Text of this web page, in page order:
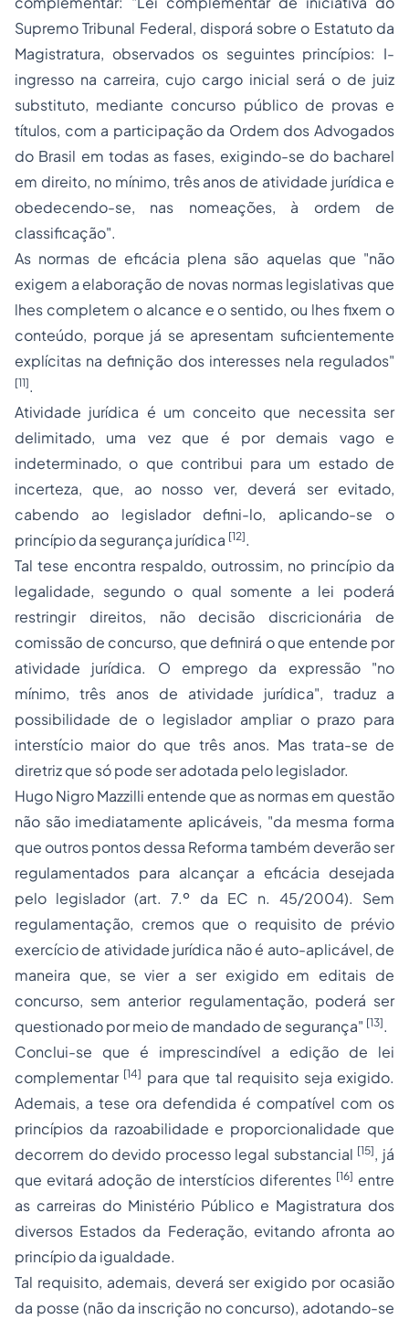
Supremo Tribunal Federal, disporá sobre o Estatuto da
Magistratura, observados os seguintes princípios: I-
ingresso na carreira, cujo cargo inicial será o de juiz
substituto, mediante concurso público de provas e
títulos, com a participação da Ordem dos Advogados
do Brasil em todas as fases, exigindo-se do bacharel
em direito, no mínimo, três anos de atividade jurídica e
obedecendo-se, nas nomeações, à ordem de
classificação".
As normas de eficácia plena são aquelas que "não
exigem a elaboração de novas normas legislativas que
lhes completem o alcance e o sentido, ou lhes fixem o
conteúdo, porque já se apresentam suficientemente
explícitas na definição dos interesses nela regulados"
[11].
Atividade jurídica é um conceito que necessita ser
delimitado, uma vez que é por demais vago e
indeterminado, o que contribui para um estado de
incerteza, que, ao nosso ver, deverá ser evitado,
cabendo ao legislador defini-lo, aplicando-se o
princípio da segurança jurídica [12].
Tal tese encontra respaldo, outrossim, no princípio da
legalidade, segundo o qual somente a lei poderá
restringir direitos, não decisão discricionária de
comissão de concurso, que definirá o que entende por
atividade jurídica. O emprego da expressão "no
mínimo, três anos de atividade jurídica", traduz a
possibilidade de o legislador ampliar o prazo para
interstício maior do que três anos. Mas trata-se de
diretriz que só pode ser adotada pelo legislador.
Hugo Nigro Mazzilli entende que as normas em questão
não são imediatamente aplicáveis, "da mesma forma
que outros pontos dessa Reforma também deverão ser
regulamentados para alcançar a eficácia desejada
pelo legislador (art. 7.º da EC n. 45/2004). Sem
regulamentação, cremos que o requisito de prévio
exercício de atividade jurídica não é auto-aplicável, de
maneira que, se vier a ser exigido em editais de
concurso, sem anterior regulamentação, poderá ser
questionado por meio de mandado de segurança" [13].
Conclui-se que é imprescindível a edição de lei
complementar [14] para que tal requisito seja exigido.
Ademais, a tese ora defendida é compatível com os
princípios da razoabilidade e proporcionalidade que
decorrem do devido processolegal substancial [15], já
que evitará adoçãode interstícios diferentes [16] entre
as carreiras do Ministério Público e Magistratura dos
diversos Estados da Federação, evitando afronta ao
princípio da igualdade.
Tal requisito, ademais, deverá ser exigido por ocasião
da posse (não da inscrição no concurso), adotando-se